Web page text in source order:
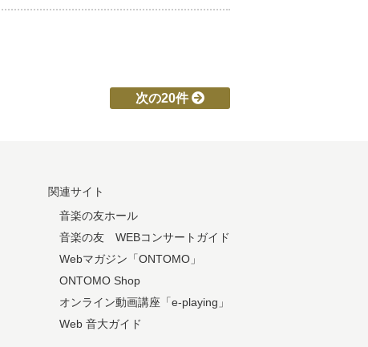
次の20件
関連サイト
音楽の友ホール
音楽の友 WEBコンサートガイド
Webマガジン「ONTOMO」
ONTOMO Shop
オンライン動画講座「e-playing」
Web 音大ガイド